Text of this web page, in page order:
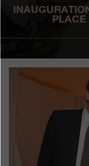
Boutiques
Catalogue
Contact
Search
Rechercher
FRANÇAIS
PLACE